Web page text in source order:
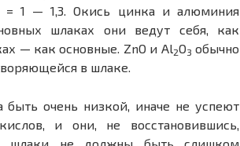
= 1 — 1,3. Окись цинка и алюминия
шлаках они ведут себя, как
— как основные. ZnO и Al2O3 обычно
в шлаке.
очень низкой, иначе не успеют
и они, не восстановившись,
шлаки не должны быть слишком